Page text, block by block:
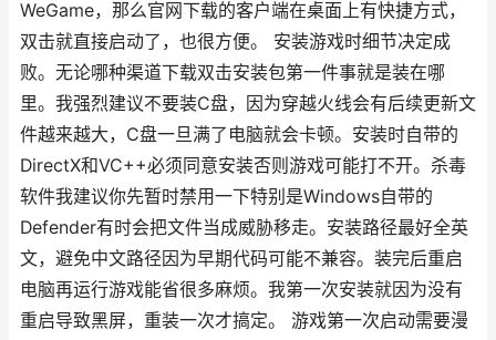
WeGame，那么官网下载的客户端在桌面上有快捷方式，
双击就直接启动了，也很方便。 安装游戏时细节决定成
败。无论哪种渠道下载双击安装包第一件事就是装在哪
里。我强烈建议不要装C盘，因为穿越火线会有后续更新文
件越来越大，C盘一旦满了电脑就会卡顿。安装时自带的
DirectX和VC++必须同意安装否则游戏可能打不开。杀毒
软件我建议你先暂时禁用一下特别是Windows自带的
Defender有时会把文件当成威胁移走。安装路径最好全英
文，避免中文路径因为早期代码可能不兼容。装完后重启
电脑再运行游戏能省很多麻烦。我第一次安装就因为没有
重启导致黑屏，重装一次才搞定。 游戏第一次启动需要漫